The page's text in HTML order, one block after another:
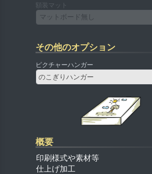
額装マット
マットボード無し
その他のオプション
ピクチャーハンガー
のこぎりハンガー
概要
印刷様式や素材等
仕上げ加工